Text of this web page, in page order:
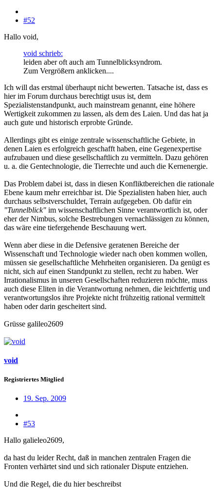
#52
Hallo void,
void schrieb:
leiden aber oft auch am Tunnelblicksyndrom.
Zum Vergrößern anklicken....
Ich will das erstmal überhaupt nicht bewerten. Tatsache ist, dass es
hier im Forum durchaus berechtigt usus ist, dem
Spezialistenstandpunkt, auch mainstream genannt, eine höhere
Wertigkeit zukommen zu lassen, als dem des Laien. Und das hat ja
auch gute und historisch erprobte Gründe.
Allerdings gibt es einige zentrale wissenschaftliche Gebiete, in
denen Laien es erfolgreich geschafft haben, eine Gegenexpertise
aufzubauen und diese gesellschaftlich zu vermitteln. Dazu gehören
u. a. die Gentechnologie, die Tierrechte und auch die Kernenergie.
Das Problem dabei ist, dass in diesen Konfliktbereichen die rationale
Ebene kaum mehr erreichbar ist. Die Spezialisten haben hier, auch
durchaus selbstverschuldet, Terrain aufgegeben. Ob dafür ein
"Tunnelblick" im wissenschaftlichen Sinne verantwortlich ist, oder
eher der Nimbus, solche Bestrebungen vernachlässigen zu können,
das wäre eine tiefergehende Beschauung wert.
Wenn aber diese in die Defensive geratenen Bereiche der
Wissenschaft und Technologie wieder nach oben kommen wollen,
müssen sie gesellschaftliche Mehrheiten organisieren. Da genügt es
nicht, sich auf einen Standpunkt zu stellen, recht zu haben. Wer
Irrationalismus in unseren Gesellschaften reduzieren möchte, muss
auch diese Eliten in die Verantwortung nehmen, die leichtfertig und
verantwortungslos ihre Projekte nicht frühzeitig rational vermittelt
haben oder darin gescheitert sind.
Grüsse galileo2609
void
Registriertes Mitglied
19. Sep. 2009
#53
Hallo galieleo2609,
da hast du leider Recht, daß in manchen zentralen Fragen die
Fronten verhärtet sind und sich rationaler Dispute entziehen.
Und die Regel, die du hier beschreibst